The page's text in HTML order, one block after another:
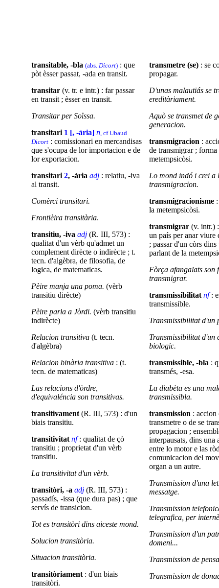
transitable, -bla (abs. Dicort) : que
pòt èsser passat, -ada en transit.
transitar (v. tr. e intr.) : far passar
en transit ; èsser en transit.
Transitar per Soïssa.
transitari 1 [, -ària] n, cf Ubaud
Dicort : comissionari en mercandisas
que s'ocupa de lor importacion e de
lor exportacion.
transitari 2, -ària adj : relatiu, -iva
al transit.
Comèrci transitari.
Frontièira transitària.
transitiu, -iva adj (R. III, 573) :
qualitat d'un vèrb qu'admet un
complement dirècte o indirècte ; t.
tecn. d'algèbra, de filosofia, de
logica, de matematicas.
Pèire manja una poma. (vèrb
transitiu dirècte)
Pèire parla a Jòrdi. (vèrb transitiu
indirècte)
Relacion transitiva (t. tecn.
d'algèbra)
Relacion binària transitiva : (t.
tecn. de matematicas)
Las relacions d'òrdre,
d'equivaléncia son transitivas.
transitivament (R. III, 573) : d'un
biais transitiu.
transitivitat nf: qualitat de çò
transitiu ; proprietat d'un vèrb
transitiu.
La transitivitat d'un vèrb.
transitòri, -a adj (R. III, 573) :
passadís, -issa (que dura pas) ; que
servís de transicion.
Tot es transitòri dins aiceste mond.
Solucion transitòria.
Situacion transitòria.
transitòriament : d'un biais
transitòri.
transmetre (se) : se
propagar.
D'unas malautiás se
ereditàriament.
Aquò se transmetde
generacion.
transmigracion :
de transmigrar ; forma
metempsicòsi.
Lo mond indó i crei a
transmigracion.
transmigracionisme
la metempsicòsi.
transmigrar (v. intr.)
un país per anar viure
; passar d'un còrs
parlant de la
Fòrça afangalats son
transmigrar.
transmissibilitat nf:
transmissible.
Transmissibilitat d'un
Transmissibilitat d'un
biologic.
transmissible, -bla :
transmés, -esa.
La diabèta es una
transmissibla.
transmission : accion
transmetre o de se
propagacion ;
interpausats, dins una
entre lo motor e las
comunicacion del
organ a un autre.
Transmission d'una
messatge.
Transmission
telegrafica, per
Transmission d'un
domeni...
Transmission de
Transmission de